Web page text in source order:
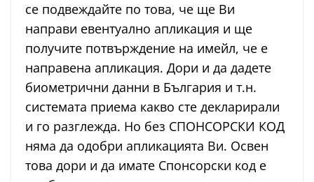
се подвеждайте по това, че ще Ви
направи евентуално апликация и ще
получите потвърждение на имейл, че е
направена апликация. Дори и да дадете
биометрични данни в България и т.н.
системата приема какво сте декларирали
и го разглежда. Но без СПОНСОРСКИ КОД
няма да одобри апликацията Ви. Освен
това дори и да имате Спонсорски код е